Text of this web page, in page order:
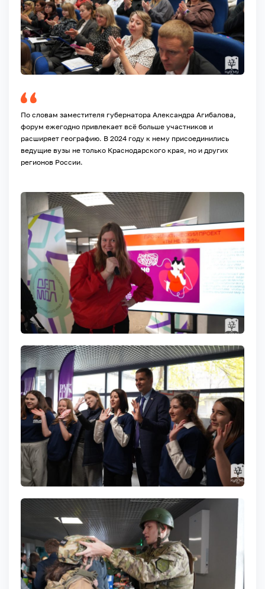
По словам заместителя губернатора Александра Агибалова,
форум ежегодно привлекает всё больше участников и
расширяет географию. В 2024 году к нему присоединились
ведущие вузы не только Краснодарского края, но и других
регионов России.